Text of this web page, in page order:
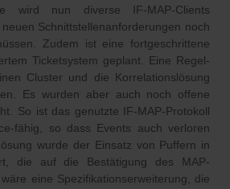
wird nun diverse IF-MAP-Clients
Schnittstellenanforderungen noch
Zudem ist eine fortgeschrittene
Ticketsystem geplant. Eine Regel-
Cluster und die Korrelationslösung
Es wurden aber auch noch offene
So ist das genutzte IF-MAP-Protokoll
fähig, so dass Events auch verloren
wurde der Einsatz von Puffern in
die auf die Bestätigung des MAP-
eine Spezifikationserweiterung, die